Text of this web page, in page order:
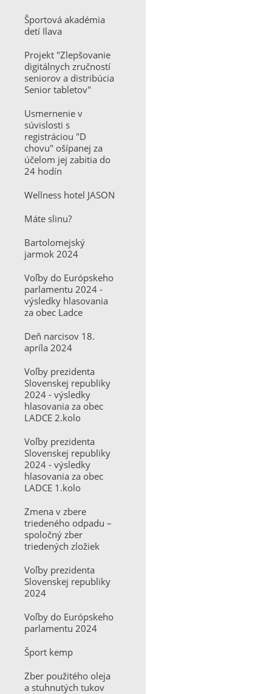
Športová akadémia
detí Ilava
Projekt "Zlepšovanie
digitálnych zručností
seniorov a distribúcia
Senior tabletov"
Usmernenie v
súvislosti s
registráciou "D
chovu" ošípanej za
účelom jej zabitia do
24 hodín
Wellness hotel JASON
Máte slinu?
Bartolomejský
jarmok 2024
Voľby do Európskeho
parlamentu 2024 -
výsledky hlasovania
za obec Ladce
Deň narcisov 18.
apríla 2024
Voľby prezidenta
Slovenskej republiky
2024 - výsledky
hlasovania za obec
LADCE 2.kolo
Voľby prezidenta
Slovenskej republiky
2024 - výsledky
hlasovania za obec
LADCE 1.kolo
Zmena v zbere
triedeného odpadu –
spoločný zber
triedených zložiek
Voľby prezidenta
Slovenskej republiky
2024
Voľby do Európskeho
parlamentu 2024
Šport kemp
Zber použitého oleja
a stuhnutých tukov